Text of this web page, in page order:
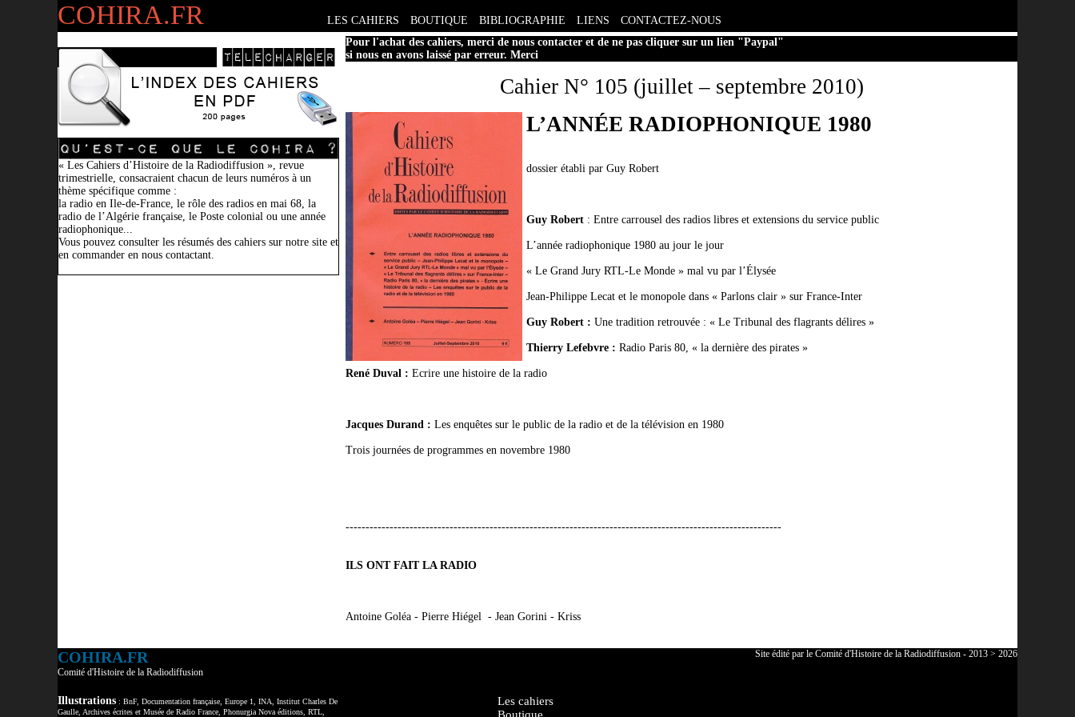
COHIRA.FR LES CAHIERS BOUTIQUE BIBLIOGRAPHIE LIENS CONTACTEZ-NOUS
« Les Cahiers d’Histoire de la Radiodiffusion », revue
trimestrielle, consacraient chacun de leurs numéros à un
thème spécifique comme :
la radio en Ile-de-France, le rôle des radios en mai 68, la
radio de l’Algérie française, le Poste colonial ou une année
radiophonique...
Vous pouvez consulter les résumés des cahiers sur notre site et
en commander en nous contactant.
Pour l'achat des cahiers, merci de nous contacter et de ne pas cliquer sur un lien "Paypal"
si nous en avons laissé par erreur. Merci
Cahier N° 105 (juillet – septembre 2010)
L’ANNÉE RADIOPHONIQUE 1980
dossier établi par Guy Robert
Guy Robert : Entre carrousel des radios libres et extensions du service public
L’année radiophonique 1980 au jour le jour
« Le Grand Jury RTL-Le Monde » mal vu par l’Élysée
Jean-Philippe Lecat et le monopole dans « Parlons clair » sur France-Inter
Guy Robert : Une tradition retrouvée : « Le Tribunal des flagrants délires »
Thierry Lefebvre : Radio Paris 80, « la dernière des pirates »
René Duval : Ecrire une histoire de la radio
Jacques Durand : Les enquêtes sur le public de la radio et de la télévision en 1980
Trois journées de programmes en novembre 1980
-------------------------------------------------------------------------------------------------------------
ILS ONT FAIT LA RADIO
Antoine Goléa - Pierre Hiégel - Jean Gorini - Kriss
COHIRA.FR
Site édité par le Comité d'Histoire de la Radiodiffusion - 2013 > 2026
Comité d'Histoire de la Radiodiffusion
Illustrations : BnF, Documentation française, Europe 1, INA, Institut Charles De
Gaulle, Archives écrites et Musée de Radio France, Phonurgia Nova éditions, RTL,
Les cahiers